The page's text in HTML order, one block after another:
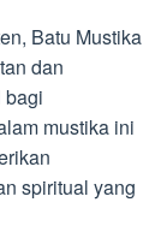
Batu Mustika
dan
bagi
mustika ini
spiritual yang